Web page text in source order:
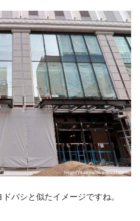
バシと似たイメージですね。